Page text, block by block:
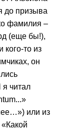
до призыва
фамилия –
(еще бы!),
кого-то из
он
читал
или из